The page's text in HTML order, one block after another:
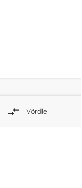
Võrdle